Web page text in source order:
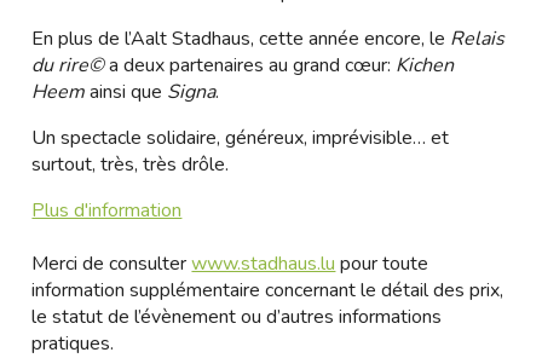
En plus de l’Aalt Stadhaus, cette année encore, le Relais
du rire©a deux partenaires au grand cœur: Kichen
Heemainsi que Signa.
Un spectacle solidaire, généreux, imprévisible… et
surtout, très, très drôle.
Plus d'information
Merci de consulterwww.stadhaus.lu pour toute
information supplémentaire concernant le détail des prix,
le statut de l’évènement ou d’autres informations
pratiques.